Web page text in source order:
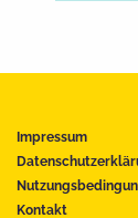
Impressum
Kontakt